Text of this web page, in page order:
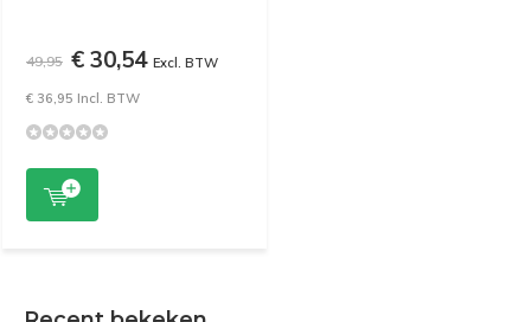
49,95 € 30,54 Excl. BTW
€ 36,95 Incl. BTW